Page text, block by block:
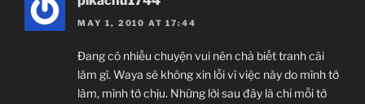
MAY 1, 2010 AT 17:44
Đang có nhiều chuyện vui nên chả biết tranh cãi
làm gì. Waya sẽ không xin lỗi vì việc này do mình tớ
làm, mình tớ chịu. Những lời sau đây là chỉ mỗi tớ